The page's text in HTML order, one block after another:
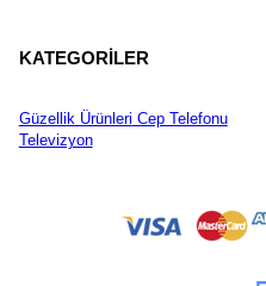
KATEGORİLER
Güzellik Ürünleri Cep Telefonu
Televizyon